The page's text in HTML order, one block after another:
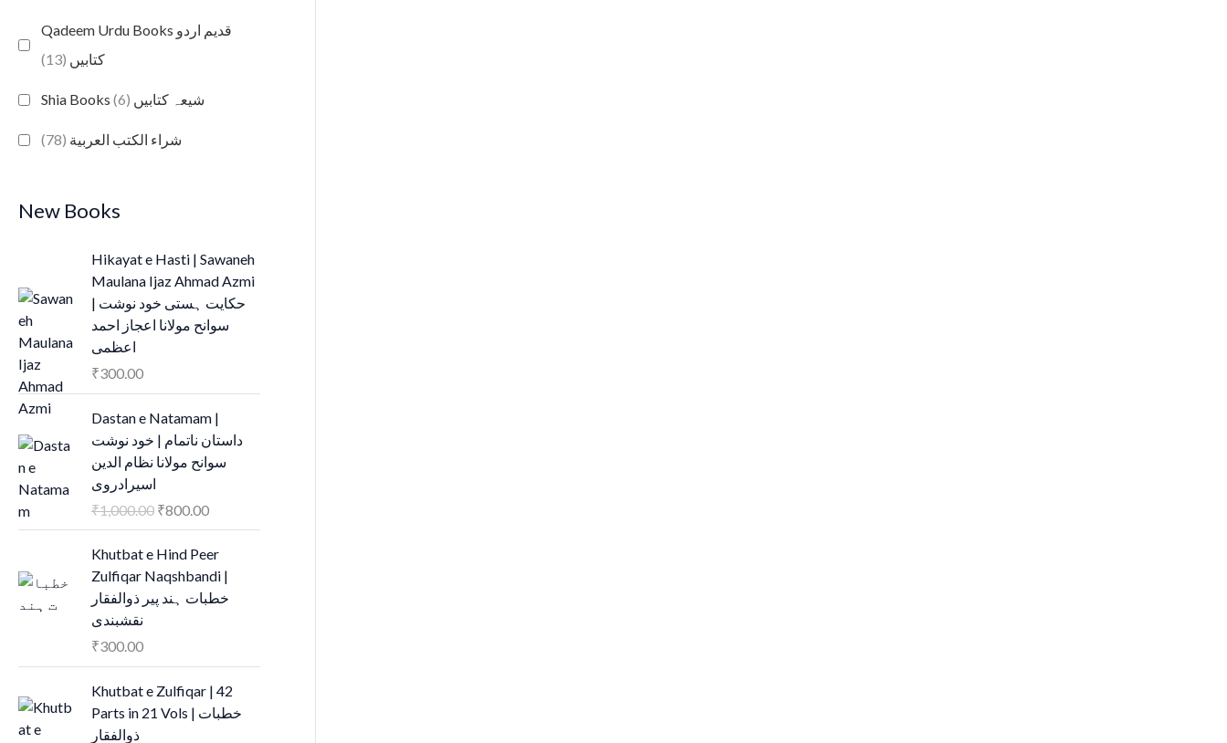
Qadeem Urdu Books قدیم اردو
کتابیں (13)
Shia Books شیعہ کتابیں (6)
شراء الكتب العربية (78)
New Books
Hikayat e Hasti | Sawaneh
Maulana Ijaz Ahmad Azmi
| حکایت ہستی خود نوشت
سوانح مولانا اعجاز احمد
اعظمی
₹300.00
Dastan e Natamam |
داستان ناتمام | خود نوشت
سوانح مولانا نظام الدین
اسیرادروی
₹1,000.00
r
i
g
n
l
p
r
e
w
a
₹800.00
u
r
r
n
p
r
i
i
s
:
Khutbat e Hind Peer
Zulfiqar Naqshbandi |
خطبات ہند پیر ذوالفقار
نقشبندی
₹300.00
Khutbat e Zulfiqar | 42
Parts in 21 Vols | خطبات
ذوالفقار
r
i
u
r